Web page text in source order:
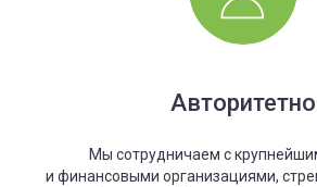
Авторитетно
Мы сотрудничаем с
и финансовыми организациями,